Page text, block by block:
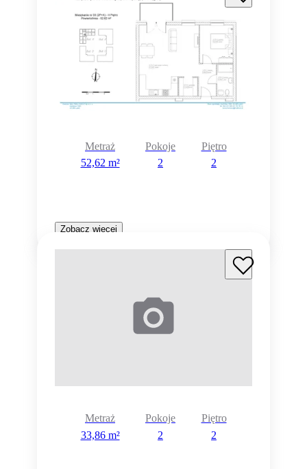
Metraż
52,62 m²
Pokoje
2
Piętro
2
Zobacz więcej
Metraż
33,86 m²
Pokoje
2
Piętro
2